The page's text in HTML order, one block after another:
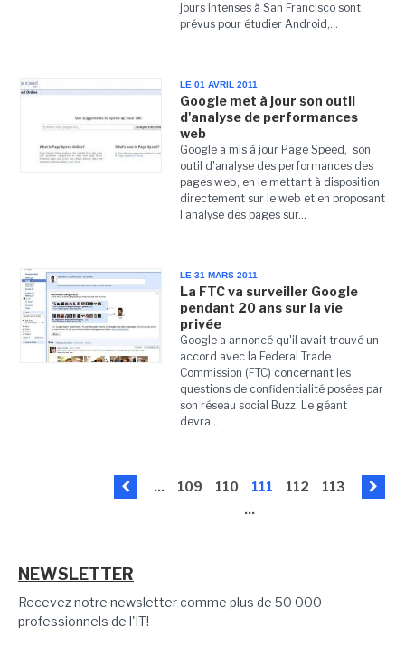
jours intenses à San Francisco sont
prévus pour étudier Android,...
LE 01 AVRIL 2011
Google met à jour son outil
d'analyse de performances
web
Google a mis à jour Page Speed, son
outil d'analyse des performances des
pages web, en le mettant à disposition
directement sur le web et en proposant
l'analyse des pages sur...
LE 31 MARS 2011
La FTC va surveiller Google
pendant 20 ans sur la vie
privée
Google a annoncé qu'il avait trouvé un
accord avec la Federal Trade
Commission (FTC) concernant les
questions de confidentialité posées par
son réseau social Buzz. Le géant
devra...
... 109 110 111 112
113
...
NEWSLETTER
Recevez notre newsletter comme plus de 50 000
professionnels de l'IT!